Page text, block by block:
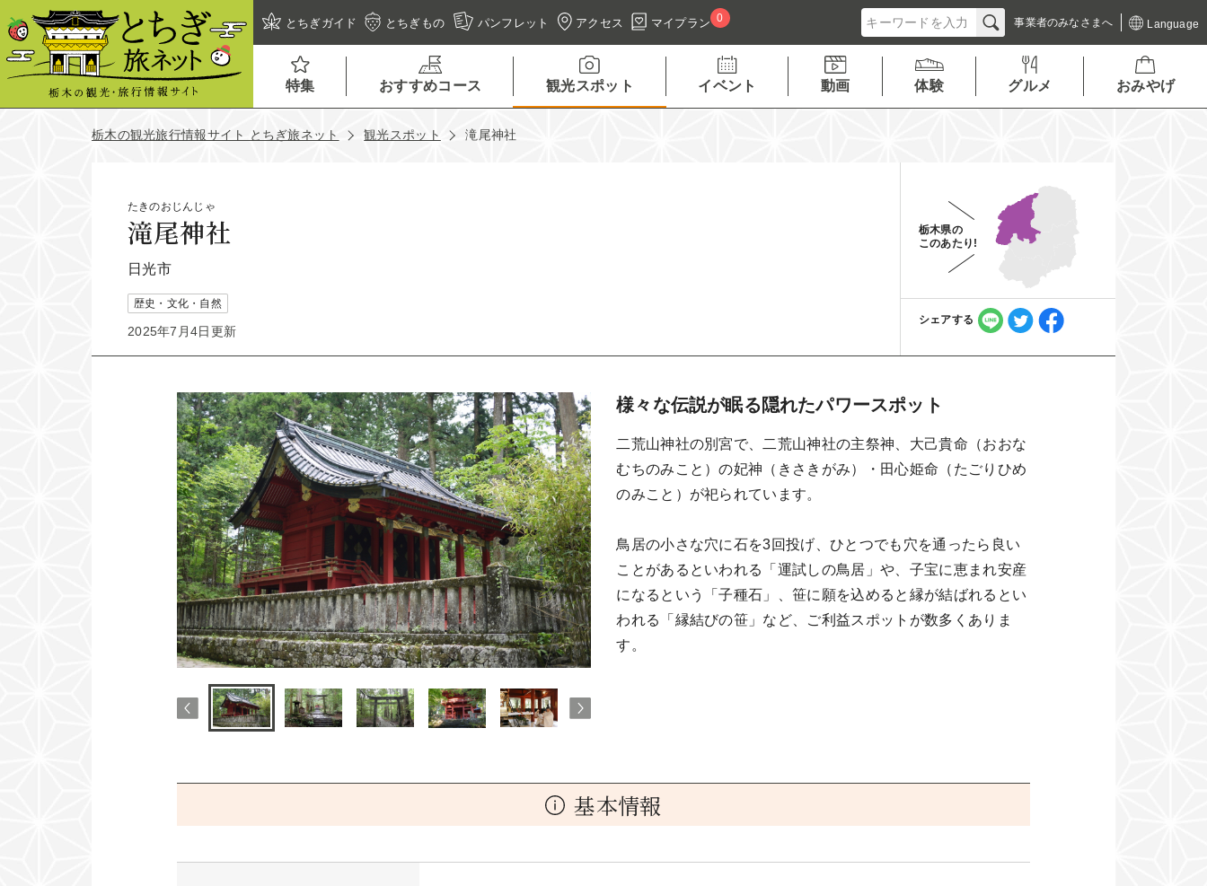
とちぎガイド とちぎもの パンフレット アクセス マイプラン 0 事業者のみなさまへ Language
特集 おすすめコース 観光スポット イベント 動画 体験 グルメ おみやげ
栃木の観光旅行情報サイト とちぎ旅ネット 観光スポット 滝尾神社
たきのおじんじゃ
滝尾神社
日光市
歴史・文化・自然
2025年7月4日更新
栃木県の
このあたり!
シェアする
様々な伝説が眠る隠れたパワースポット
二荒山神社の別宮で、二荒山神社の主祭神、大己貴命（おおな
むちのみこと）の妃神（きさきがみ）・田心姫命（たごりひめ
のみこと）が祀られています。
鳥居の小さな穴に石を3回投げ、ひとつでも穴を通ったら良い
ことがあるといわれる「運試しの鳥居」や、子宝に恵まれ安産
になるという「子種石」、笹に願を込めると縁が結ばれるとい
われる「縁結びの笹」など、ご利益スポットが数多くありま
す。
基本情報